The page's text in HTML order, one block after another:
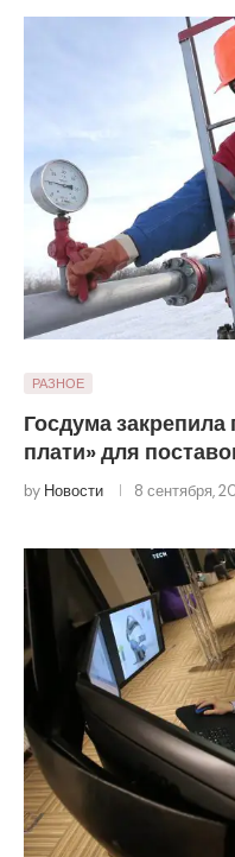
РАЗНОЕ
Госдума
плати» для
by Новости 8 сентября,